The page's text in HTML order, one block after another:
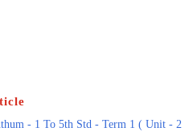
- 1 To 5th Std - Term 1 ( Unit - 2